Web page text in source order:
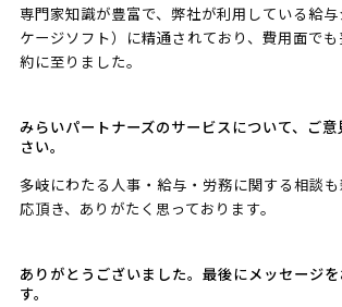
専門家知識が豊富で、弊社が利用している給
ケージソフト）に精通されており、費用面で
約に至りました。
みらいパートナーズのサービスについて、ご
さい。
多岐にわたる人事・給与・労務に関する相談
応頂き、ありがたく思っております。
ありがとうございました。最後にメッセージ
す。